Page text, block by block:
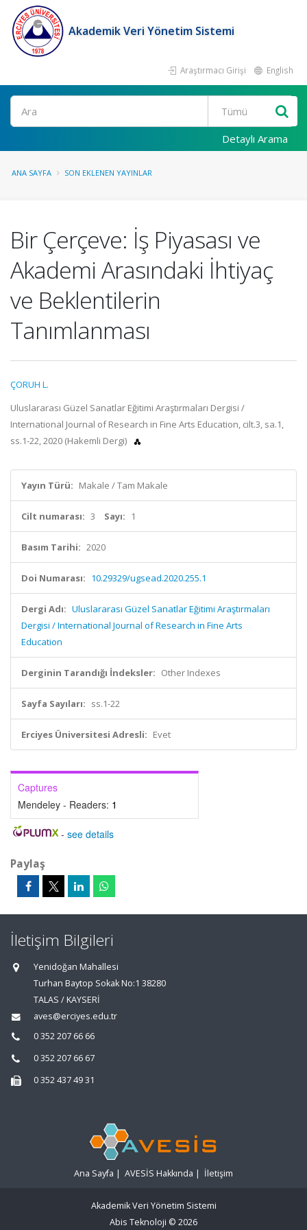
Akademik Veri Yönetim Sistemi
Araştırmacı Girişi English
Ara
Detaylı Arama
ANA SAYFA SON EKLENEN YAYINLAR
Bir Çerçeve: İş Piyasası ve
Akademi Arasındaki İhtiyaç
ve Beklentilerin
Tanımlanması
ÇORUH L.
Uluslararası Güzel Sanatlar Eğitimi Araştırmaları Dergisi /
International Journal of Research in Fine Arts Education, cilt.3, sa.1,
ss.1-22, 2020 (Hakemli Dergi)
Yayın Türü: Makale / Tam Makale
Cilt numarası: 3 Sayı: 1
Basım Tarihi: 2020
Doi Numarası: 10.29329/ugsead.2020.255.1
Dergi Adı: Uluslararası Güzel Sanatlar Eğitimi Araştırmaları
Dergisi / International Journal of Research in Fine Arts
Education
Derginin Tarandığı İndeksler: Other Indexes
Sayfa Sayıları: ss.1-22
Erciyes Üniversitesi Adresli: Evet
Captures
Mendeley - Readers: 1
- see details
Paylaş
İletişim Bilgileri
Yenidoğan Mahallesi
Turhan Baytop Sokak No:1 38280
TALAS / KAYSERİ
aves@erciyes.edu.tr
0 352 207 66 66
0 352 207 66 67
0 352 437 49 31
Ana Sayfa | AVESİS Hakkında | İletişim
Akademik Veri Yönetim Sistemi
Abis Teknoloji © 2026